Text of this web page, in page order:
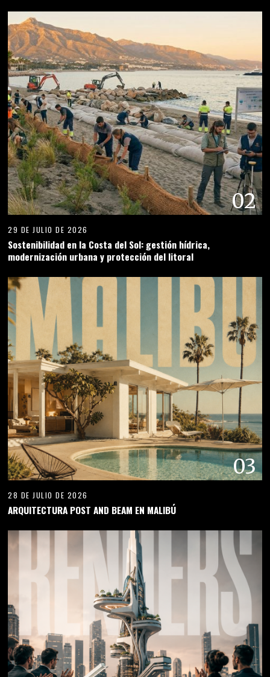
02
29 DE JULIO DE 2026
Sostenibilidad en la Costa del Sol: gestión hídrica,
modernización urbana y protección del litoral
03
28 DE JULIO DE 2026
ARQUITECTURA POST AND BEAM EN MALIBÚ